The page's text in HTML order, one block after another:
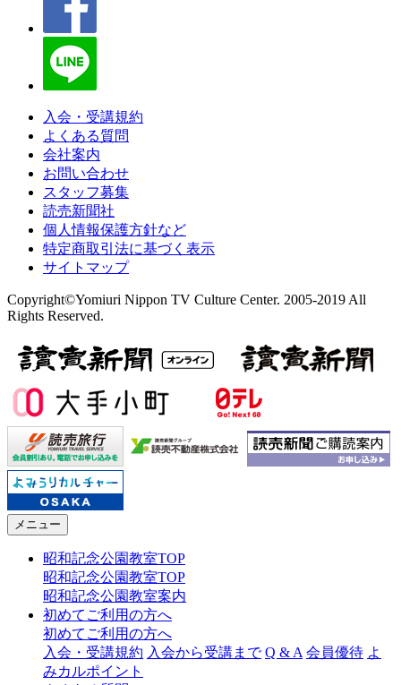
入会・受講規約
よくある質問
会社案内
お問い合わせ
スタッフ募集
読売新聞社
個人情報保護方針など
特定商取引法に基づく表示
サイトマップ
Copyright©Yomiuri Nippon TV Culture Center. 2005-2019 All
Rights Reserved.
メニュー
昭和記念公園教室TOP
昭和記念公園教室TOP
昭和記念公園教室案内
初めてご利用の方へ
初めてご利用の方へ
入会・受講規約 入会から受講まで Q & A 会員優待 よ
みカルポイント